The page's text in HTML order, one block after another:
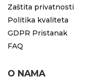
Zaštita privatnosti
Politika kvaliteta
GDPR Pristanak
FAQ
O NAMA